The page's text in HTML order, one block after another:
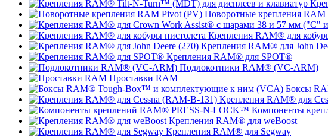
Поворотные крепления RAM
Крепления RAM® для
Крепления RAM® для John
Крепления RAM® для SPOT®
Подлокотники RAM® (VC-ARM)
Проставки RAM
Боксы
Крепления RAM® для
Компоненты
Крепления RAM® для weBoost
Крепления RAM® для Segway